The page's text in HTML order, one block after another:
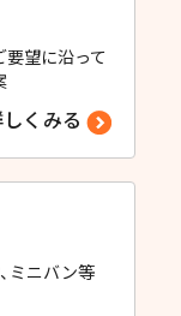
望に沿って
しくみる
ミニバン等